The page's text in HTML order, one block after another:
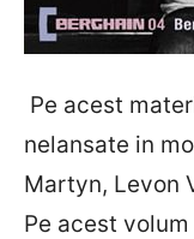
Pe acest
nelansate in
Martyn, Levon
Pe acest